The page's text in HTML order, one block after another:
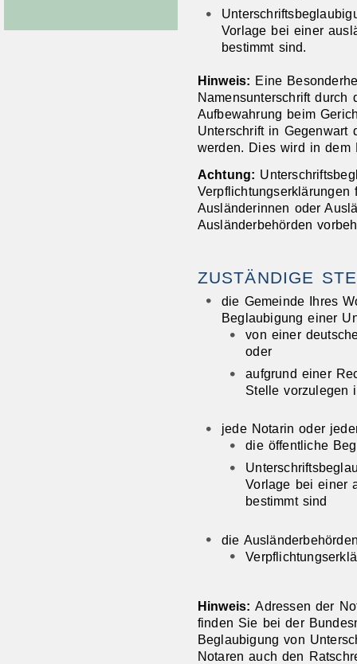
Vorlage bei einer
bestimmt sind.
Hinweis: Eine
Namensunterschrift
Aufbewahrung beim
Unterschrift in Gegenwart
werden. Dies wird in dem
Achtung:
Ausländerinnen oder
Ausländerbehörden
ZUSTÄNDIGE
die Gemeinde Ihres
Beglaubigung einer
von einer
oder
aufgrund einer
Stelle vorzulegen
jede Notarin oder
die öffentliche
Vorlage bei einer
bestimmt sind
die
Hinweis:Adressen der
finden Sie bei der
Beglaubigung von
Notaren auch den